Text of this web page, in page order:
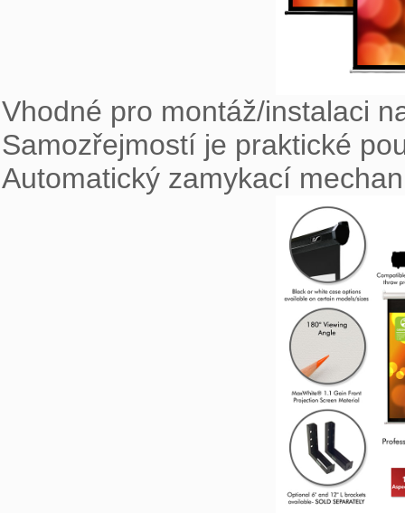
Vhodné pro montáž/instalaci
Samozřejmostí je praktické
Automatický zamykací